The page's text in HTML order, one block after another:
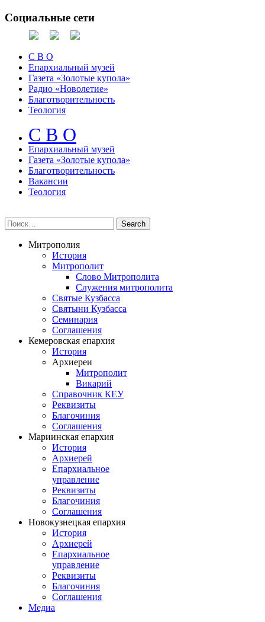
Социальные сети
С В О
Епархиальный музей
Газета «Золотые купола»
Радио «Новолетие»
Благотворительность
Теология
С В О
Епархиальный музeй
Газета «Золотые купола»
Благотворительность
Вакансии
Теология
Митрополия
История
Митрополит
Слово Митрополита
Служения митрополита
Святые Кузбасса
Святыни Кузбасса
Семинария
Соглашения
Кемеровская епархия
История
Архиереи
Митрополит
Викарий
Справочник КЕУ
Реквизиты
Благочиния
Соглашения
Мариинская епархия
История
Архиерей
Епархиальное
управление
Реквизиты
Благочиния
Соглашения
Новокузнецкая епархия
История
Архиерей
Епархиальное
управление
Реквизиты
Благочиния
Соглашения
Медиа